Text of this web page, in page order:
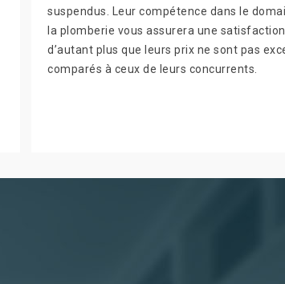
suspendus. Leur compétence dans le
la plomberie vous assurera une
d’autant plus que leurs prix ne sont pas
comparés à ceux de leurs concurrents.